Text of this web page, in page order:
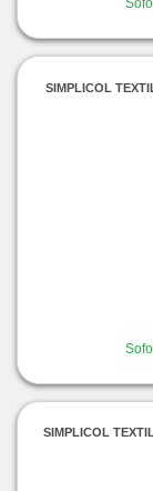
SIMPLICOL
SIMPLICOL